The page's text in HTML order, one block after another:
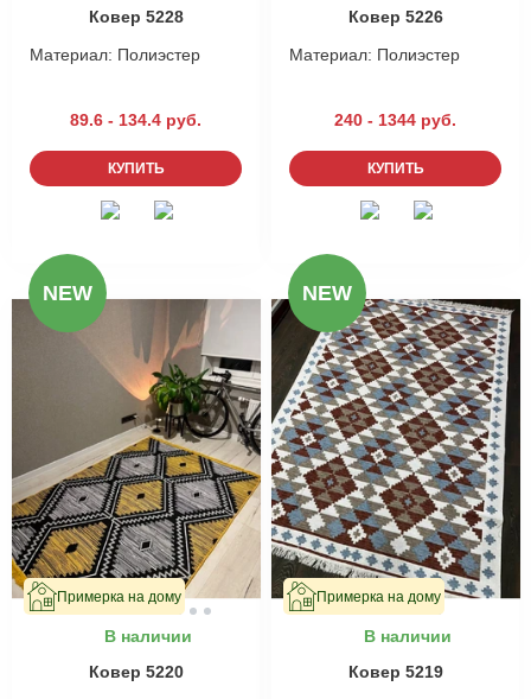
Ковер 5228
Материал: Полиэстер
89.6 - 134.4 руб.
КУПИТЬ
Ковер 5226
Материал: Полиэстер
240 - 1344 руб.
КУПИТЬ
NEW
Примерка на дому
В наличии
Ковер 5220
NEW
Примерка на дому
В наличии
Ковер 5219